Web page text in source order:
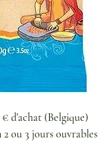
d'achat (Belgique)
ou 3 jours ouvrables